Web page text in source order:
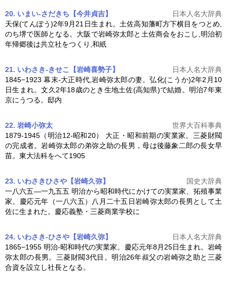
20. いまい-さだきち【今井貞吉】
日本人名大辞典
天保(てんぽう)2年9月21日生まれ。土佐高知藩町方下横目をつとめ,
のち堺で医師となる。大阪で岩崎弥太郎と土佐商会をおこし,明治初
年帰郷後は共立社をつくり,和紙
21. いわさき-きせこ【岩崎喜勢子】
日本人名大辞典
1845−1923 幕末-大正時代,岩崎弥太郎の妻。弘化(こうか)2年2月10
日生まれ。文久2年18歳のとき生地土佐(高知県)で結婚。明治7年東
京にうつる。邸内
22. 岩崎小弥太
世界大百科事典
1879-1945（明治12-昭和20） 大正・昭和前期の実業家。三菱財閥
の完成者。岩崎弥太郎の弟弥之助の長男，母は後藤象二郎の長女早
苗。東大法科をへて1905
23. いわさきひさや【岩崎久弥】
国史大辞典
一八六五―一九五五 明治から昭和時代にかけての実業家、拓殖事業
家。慶応元年（一八六五）八月二十五日岩崎弥太郎の長男として土
佐に生まれた。慶応義塾・三菱商業学校に
24. いわさき-ひさや【岩崎久弥】
日本人名大辞典
1865−1955 明治-昭和時代の実業家。慶応元年8月25日生まれ。 岩崎
弥太郎の長男。三菱財閥3代目。明治26年叔父の岩崎弥之助と三菱
合資を設立し社長となる。